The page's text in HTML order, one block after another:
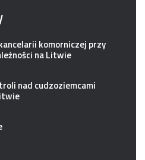
komorniczej przy
na Litwie
nad cudzoziemcami